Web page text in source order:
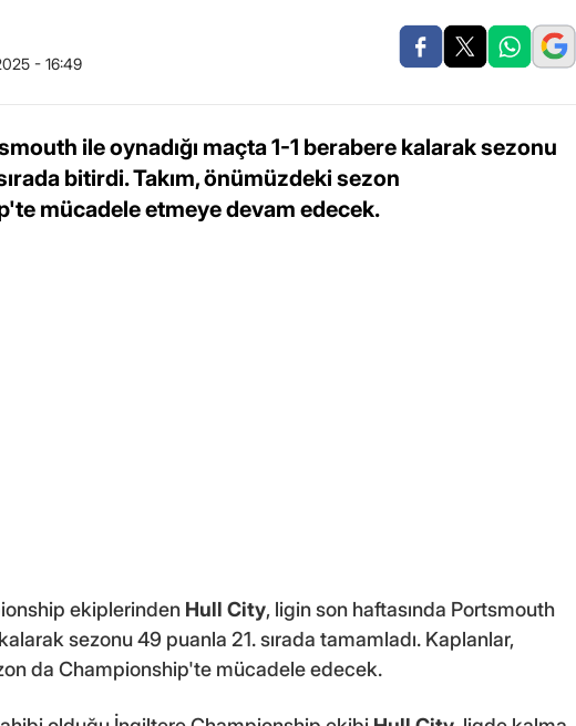
- 16:49
ile oynadığı maçta 1-1 berabere kalarak sezonu
bitirdi. Takım, önümüzdeki sezon
mücadele etmeye devam edecek.
ekiplerinden Hull City, ligin son haftasında Portsmouth
sezonu 49 puanla 21. sırada tamamladı. Kaplanlar,
da Championship'te mücadele edecek.